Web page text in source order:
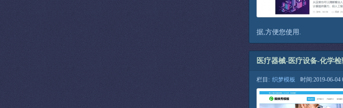
据,方便您使用.
医疗器械-医疗设备-化学
栏目: 织梦模板 时间:2019-06-04